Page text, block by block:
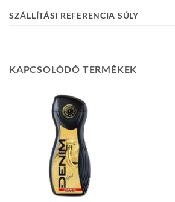
SZÁLLÍTÁSI REFERENCIA SÚLY
KAPCSOLÓDÓ TERMÉKEK